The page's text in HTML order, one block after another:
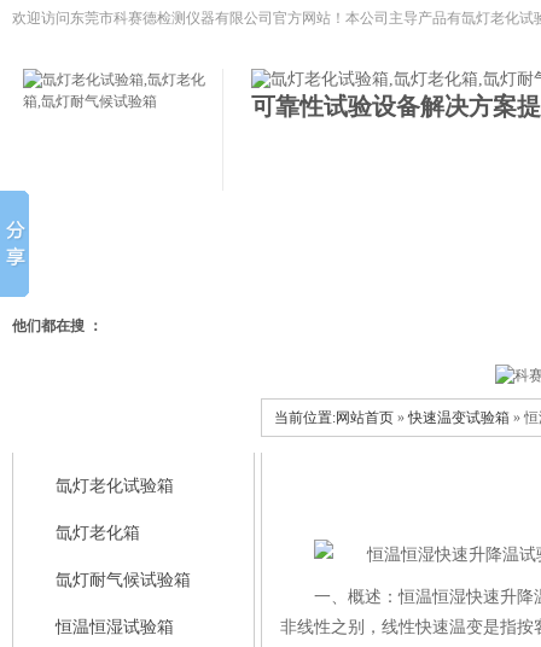
欢迎访问东莞市科赛德检测仪器有限公司官方网站！本公司主导产品有氙灯老化试
可靠性试验设备解决方案
他们都在搜 ：
氙灯老化试验箱
氙灯老化箱
氙灯耐气候试验箱
恒温恒湿试验箱
当前位置:网站首页 »快速温变试验箱 »
一、概述：恒温恒湿快速升降
非线性之别，线性快速温变是指